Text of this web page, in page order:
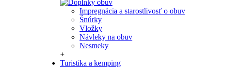
Impregnácia a starostlivosť o obuv
Šnúrky
Vložky
Návleky na obuv
Nesmeky
+
Turistika a kemping